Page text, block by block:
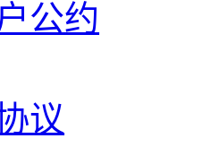
公约
议